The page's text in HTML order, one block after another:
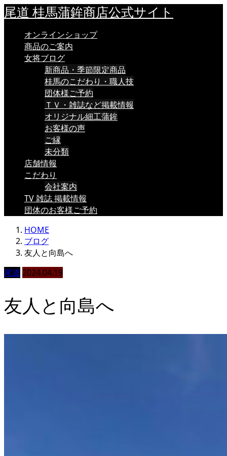
尾道 桂馬蒲鉾商店公式サイト
オンラインショップ
商品のご案内
女将ブログ
新商品・季節限定商品
桂馬のこだわり・職人技
団体様ご予約
ＴＶ・雑誌など掲載情報
オリジナル細工蒲鉾
お客様の声
ご縁
未分類
店舗情報
こだわり
会社案内
TV 雑誌 掲載情報
団体のお客様ご予約
HOME
ブログ
友人と向島へ
尾道 2024.04.19
友人と向島へ